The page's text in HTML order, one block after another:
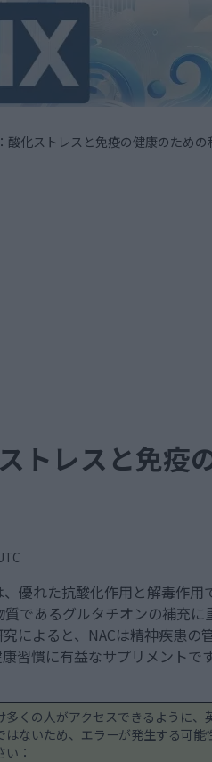
酸化ストレスと免疫の健康のため
トレスと免疫
優れた抗酸化作用と解毒作
であるグルタチオンの補充に
によると、NACは精神疾患
習慣に有益なサプリメントです
多くの人がアクセスできるように
ないため、エラーが発生する可
：